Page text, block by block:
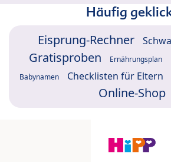
Häufig
Eisprung-Rechner
Gratisproben Ernährungsplan
Babynamen Checklisten für Eltern
Online-Shop